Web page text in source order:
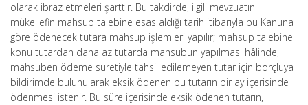
olarak ibraz etmeleri şarttır. Bu takdirde, ilgili mevzuatın
mükellefin mahsup talebine esas aldığı tarih itibarıyla bu Kanuna
göre ödenecek tutara mahsup işlemleri yapılır; mahsup talebine
konu tutardan daha az tutarda mahsubun yapılması hâlinde,
mahsuben ödeme suretiyle tahsil edilemeyen tutar için borçluya
bildirimde bulunularak eksik ödenen bu tutarın bir ay içerisinde
ödenmesi istenir. Bu süre içerisinde eksik ödenen tutarın,